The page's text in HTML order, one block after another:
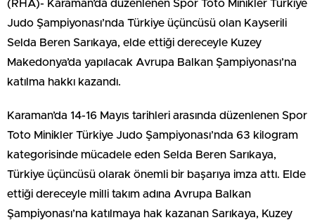
(RHA)- Karaman’da düzenlenen Spor Toto Minikler Türkiye
Judo Şampiyonası’nda Türkiye üçüncüsü olan Kayserili
Selda Beren Sarıkaya, elde ettiği dereceyle Kuzey
Makedonya’da yapılacak Avrupa Balkan Şampiyonası’na
katılma hakkı kazandı.
Karaman’da 14-16 Mayıs tarihleri arasında düzenlenen Spor
Toto Minikler Türkiye Judo Şampiyonası’nda 63 kilogram
kategorisinde mücadele eden Selda Beren Sarıkaya,
Türkiye üçüncüsü olarak önemli bir başarıya imza attı. Elde
ettiği dereceyle milli takım adına Avrupa Balkan
Şampiyonası’na katılmaya hak kazanan Sarıkaya, Kuzey